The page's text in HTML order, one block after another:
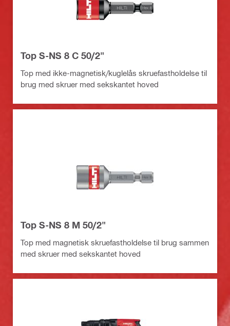
Top S-NS 8 C 50/2"
Top med ikke-magnetisk/kuglelås skruefastholdelse til
brug med skruer med sekskantet hoved
Top S-NS 8 M 50/2"
Top med magnetisk skruefastholdelse til brug sammen
med skruer med sekskantet hoved